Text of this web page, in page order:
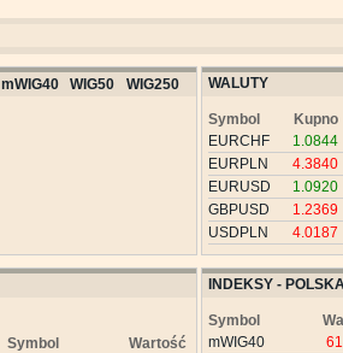
mWIG40 WIG50 WIG250 WALUTY
Symbol
Kupno
EURCHF
1.0844
EURPLN
4.3840
EURUSD
1.0920
GBPUSD
1.2369
USDPLN
4.0187
Symbol
Wartość
INDEKSY -
Symbol
mWIG40